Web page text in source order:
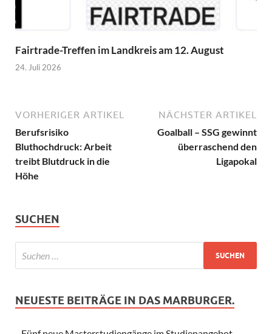
Fairtrade-Treffen im Landkreis am 12. August
24. Juli 2026
VORHERIGER ARTIKEL
Berufsrisiko
Bluthochdruck: Arbeit
treibt Blutdruck in die
Höhe
NÄCHSTER ARTIKEL
Goalball – SSG gewinnt
überraschend den
Ligapokal
SUCHEN
NEUESTE BEITRÄGE IN DAS MARBURGER.